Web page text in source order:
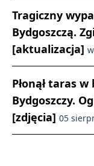
Tragiczny
Bydgoszczą.
[aktualizacja]
Płonął taras
Bydgoszczy.
[zdjęcia] 05